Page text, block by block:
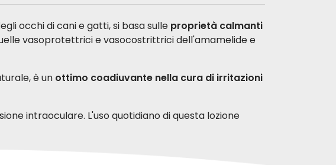
occhi di cani e gatti, si basa sulle proprietà calmanti
vasoprotettrici e vasocostrittrici dell'amamelide e
è un ottimo coadiuvante nella cura di irritazioni
intraoculare. L'uso quotidiano di questa lozione